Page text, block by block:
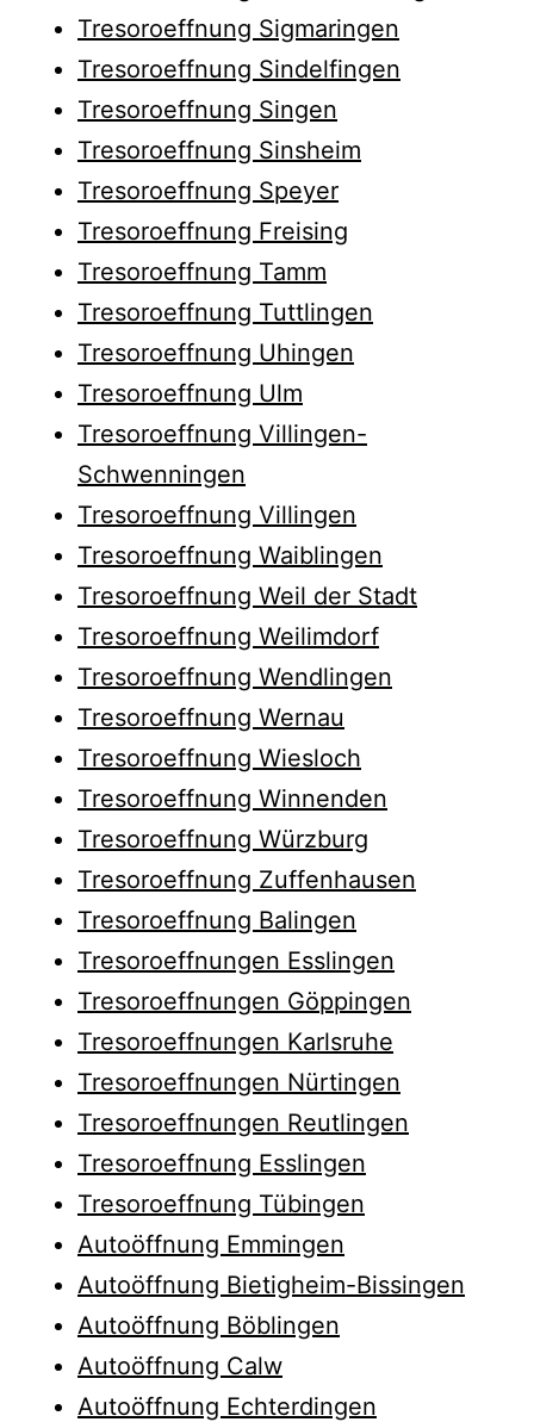
Tresoroeffnung Sigmaringen
Tresoroeffnung Sindelfingen
Tresoroeffnung Singen
Tresoroeffnung Sinsheim
Tresoroeffnung Speyer
Tresoroeffnung Freising
Tresoroeffnung Tamm
Tresoroeffnung Tuttlingen
Tresoroeffnung Uhingen
Tresoroeffnung Ulm
Tresoroeffnung Villingen-
Schwenningen
Tresoroeffnung Villingen
Tresoroeffnung Waiblingen
Tresoroeffnung Weil der Stadt
Tresoroeffnung Weilimdorf
Tresoroeffnung Wendlingen
Tresoroeffnung Wernau
Tresoroeffnung Wiesloch
Tresoroeffnung Winnenden
Tresoroeffnung Würzburg
Tresoroeffnung Zuffenhausen
Tresoroeffnung Balingen
Tresoroeffnungen Esslingen
Tresoroeffnungen Göppingen
Tresoroeffnungen Karlsruhe
Tresoroeffnungen Nürtingen
Tresoroeffnungen Reutlingen
Tresoroeffnung Esslingen
Tresoroeffnung Tübingen
Autoöffnung Emmingen
Autoöffnung Bietigheim-Bissingen
Autoöffnung Böblingen
Autoöffnung Calw
Autoöffnung Echterdingen